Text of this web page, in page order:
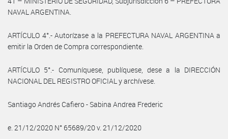
NAVAL ARGENTINA.
ARTÍCULO 4°.- Autorízase a la PREFECTURA NAVAL ARGENTINA a
emitir la Orden de Compra correspondiente.
ARTÍCULO 5°.- Comuníquese, publíquese, dese a la DIRECCIÓN
NACIONAL DEL REGISTRO OFICIAL y archívese.
Santiago Andrés Cafiero - Sabina Andrea Frederic
e. 21/12/2020 N° 65689/20 v. 21/12/2020